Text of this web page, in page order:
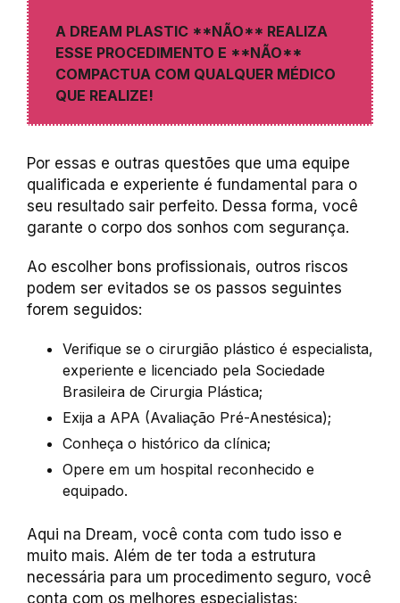
A DREAM PLASTIC **NÃO** REALIZA
ESSE PROCEDIMENTO E **NÃO**
COMPACTUA COM QUALQUER MÉDICO
QUE REALIZE!
Por essas e outras questões que uma equipe
qualificada e experiente é fundamental para o
seu resultado sair perfeito. Dessa forma, você
garante o corpo dos sonhos com segurança.
Ao escolher bons profissionais, outros riscos
podem ser evitados se os passos seguintes
forem seguidos:
Verifique se o cirurgião plástico é especialista,
experiente e licenciado pela Sociedade
Brasileira de Cirurgia Plástica;
Exija a APA (Avaliação Pré-Anestésica);
Conheça o histórico da clínica;
Opere em um hospital reconhecido e
equipado.
Aqui na Dream, você conta com tudo isso e
muito mais. Além de ter toda a estrutura
necessária para um procedimento seguro, você
conta com os melhores especialistas: